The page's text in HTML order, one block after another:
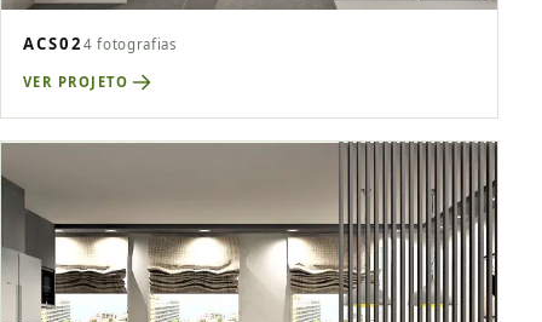
ACS02 4 fotografias
VER PROJETO